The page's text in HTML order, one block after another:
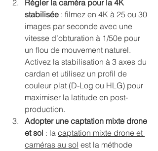
Régler la caméra pour la 4K
stabilisée : filmez en 4K à 25 ou 30
images par seconde avec une
vitesse d’obturation à 1/50e pour
un flou de mouvement naturel.
Activez la stabilisation à 3 axes du
cardan et utilisez un profil de
couleur plat (D-Log ou HLG) pour
maximiser la latitude en post-
production.
Adopter une captation mixte drone
et sol : la captation mixte drone et
caméras au sol est la méthode